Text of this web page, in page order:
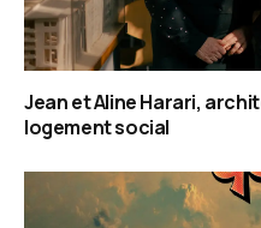
Jean et Aline Harari,
logement social